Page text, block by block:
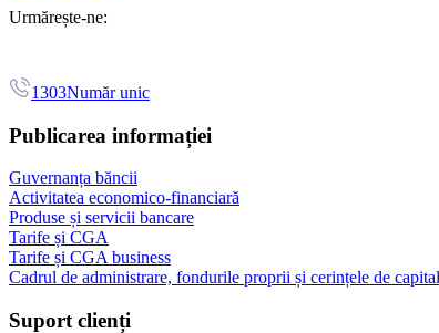
Urmărește-ne:
1303Număr unic
Publicarea informației
Guvernanța băncii
Activitatea economico-financiară
Produse și servicii bancare
Tarife și CGA
Tarife și CGA business
Cadrul de administrare, fondurile proprii și cerințele de
Suport clienți